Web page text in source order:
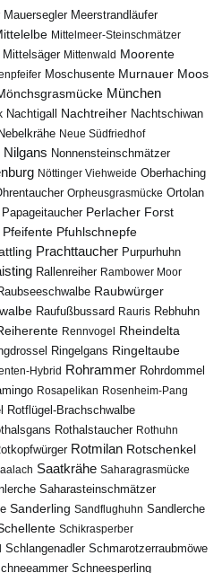
Mauersegler Meerstrandläufer
Mittelmeer-Steinschmätzer
Mittelsäger Mittenwald Moorente
Moschusente Murnauer Moos
München
Nachtigall Nachtreiher Nachtschiwan
Nebelkrähe Neue Südfriedhof
Nilgans Nonnensteinschmätzer
Nöttinger Viehweide Oberhaching
Orpheusgrasmücke Ortolan
Papageitaucher Perlacher Forst
Pfeifente Pfuhlschnepfe
Prachttaucher Purpurhuhn
Rallenreiher Rambower Moor
Raubwürger
Raufußbussard Rauris Rebhuhn
Rennvogel Rheindelta
Ringelgans Ringeltaube
Hybrid Rohrammer Rohrdommel
Rosapelikan Rosenheim-Pang
Rotflügel-Brachschwalbe
Rothalstaucher Rothuhn
Rotmilan Rotschenkel
Saatkrähe Saharagrasmücke
Saharasteinschmätzer
Sanderling Sandflughuhn Sandlerche
Schikrasperber
Schlangenadler Schmarotzerraubmöwe
Schneesperling